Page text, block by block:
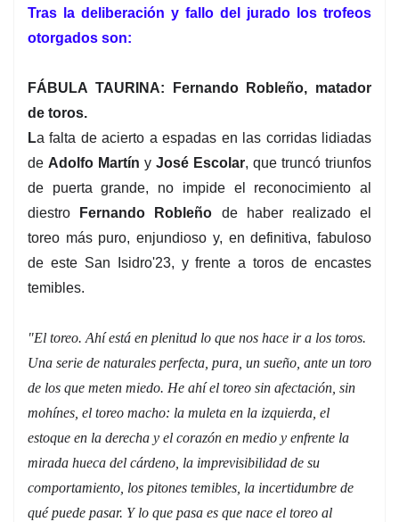
Tras la deliberación y fallo del jurado los trofeos
otorgados son:
FÁBULA TAURINA:
Fernando Robleño, matador
de toros.
La falta de acierto a espadas en las corridas lidiadas
de Adolfo Martín y José Escolar, que truncó triunfos
de puerta grande, no impide el reconocimiento al
diestro Fernando Robleño de haber realizado el
toreo más puro, enjundioso y, en definitiva, fabuloso
de este San Isidro'23, y frente a toros de encastes
temibles.
"El toreo. Ahí está en plenitud lo que nos hace ir a los toros.
Una serie de naturales perfecta, pura, un sueño, ante un toro
de los que meten miedo. He ahí el toreo sin afectación, sin
mohínes, el toreo macho: la muleta en la izquierda, el
estoque en la derecha y el corazón en medio y enfrente la
mirada hueca del cárdeno, la imprevisibilidad de su
comportamiento, los pitones temibles, la incertidumbre de
qué puede pasar. Y lo que pasa es que nace el toreo al